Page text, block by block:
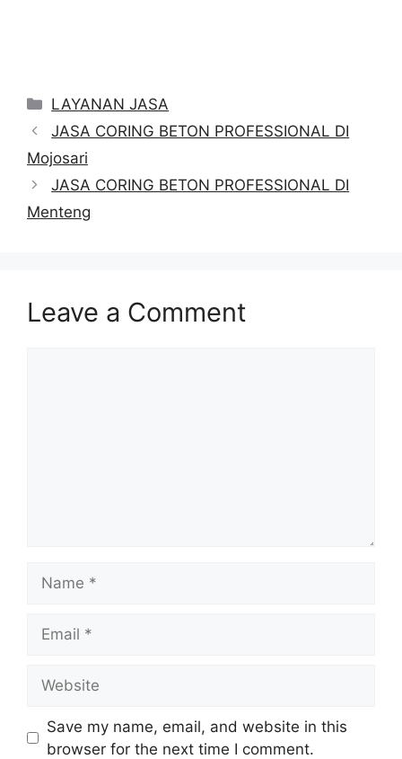
Categories
LAYANAN JASA
JASA CORING BETON PROFESSIONAL DI
Mojosari
JASA CORING BETON PROFESSIONAL DI
Menteng
Leave a Comment
Save my name, email, and website in this
browser for the next time I comment.